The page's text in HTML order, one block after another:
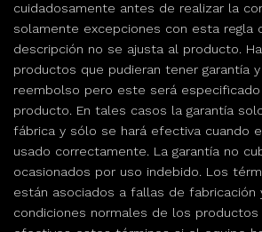
cuidadosamente antes de realizar la
solamente excepciones con esta regla
descripción no se ajusta al producto.
productos que pudieran tener garantía
reembolso pero este será
producto. En tales casos la garantía
fábrica y sólo se hará efectiva cuando
usado correctamente. La garantía no
ocasionados por uso indebido. Los
están asociados a fallas de fabricación
condiciones normales de los productos